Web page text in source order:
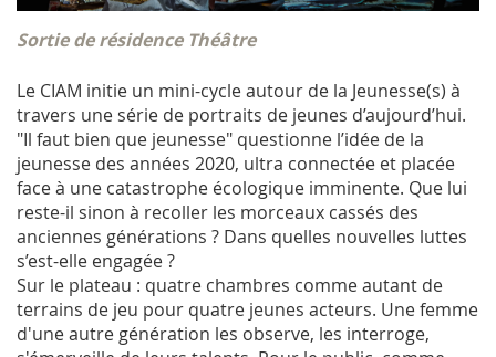
Sortie de résidence Théâtre
Le CIAM initie un mini-cycle autour de la Jeunesse(s) à
travers une série de portraits de jeunes d’aujourd’hui.
"Il faut bien que jeunesse" questionne l’idée de la
jeunesse des années 2020, ultra connectée et placée
face à une catastrophe écologique imminente. Que lui
reste-il sinon à recoller les morceaux cassés des
anciennes générations ? Dans quelles nouvelles luttes
s’est-elle engagée ?
Sur le plateau : quatre chambres comme autant de
terrains de jeu pour quatre jeunes acteurs. Une femme
d'une autre génération les observe, les interroge,